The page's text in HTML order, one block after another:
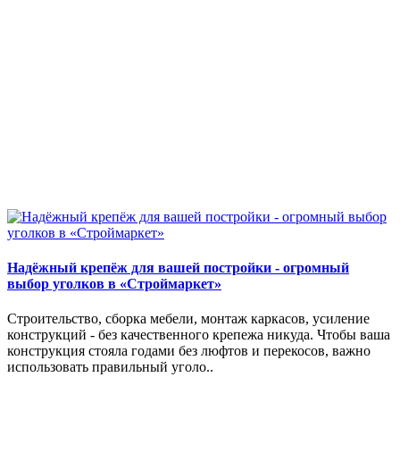
Надёжный крепёж для вашей постройки - огромный
выбор уголков в «Строймаркет»
Строительство, сборка мебели, монтаж каркасов, усиление
конструкций - без качественного крепежа никуда. Чтобы ваша
конструкция стояла годами без люфтов и перекосов, важно
использовать правильный уголо..